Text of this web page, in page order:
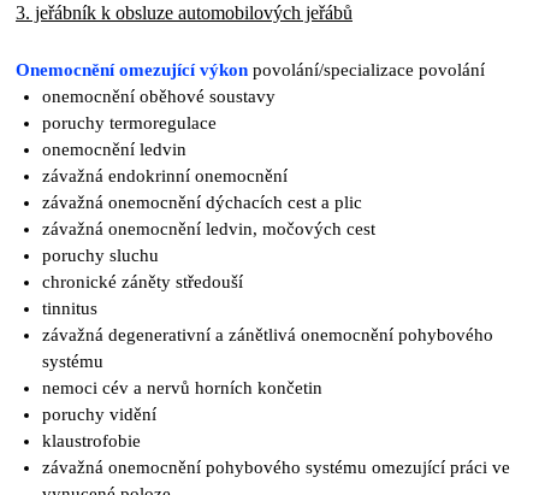
3. jeřábník k obsluze automobilových jeřábů
Onemocnění omezující výkon povolání/specializace povolání
onemocnění oběhové soustavy
poruchy termoregulace
onemocnění ledvin
závažná endokrinní onemocnění
závažná onemocnění dýchacích cest a plic
závažná onemocnění ledvin, močových cest
poruchy sluchu
chronické záněty středouší
tinnitus
závažná degenerativní a zánětlivá onemocnění pohybového
systému
nemoci cév a nervů horních končetin
poruchy vidění
klaustrofobie
závažná onemocnění pohybového systému omezující práci ve